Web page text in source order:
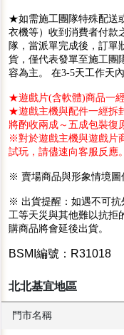
★如需施工團隊特殊配送
衣機等）收到消費者付款
隊，當派單完成後，訂單
貨，僅代表發單至施工團
容為主。 在3-5天工作天
★遊戲片(含軟體)商品一
★遊戲主機與配件一經拆
將酌收兩成～五成包裝復
※對於遊戲主機與遊戲片
試玩，請儘速向客服反應。
※ 賣場商品與形象情境圖
※ 出貨提醒：如遇不可抗
工等天災與其他難以抗拒
購商品將會延後出貨。
BSMI編號：R31018
北北基宜地區
門市名稱